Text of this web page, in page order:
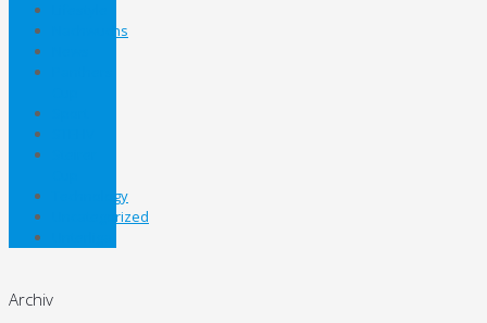
Nachwuchs
Technology
Uncategorized
Archiv